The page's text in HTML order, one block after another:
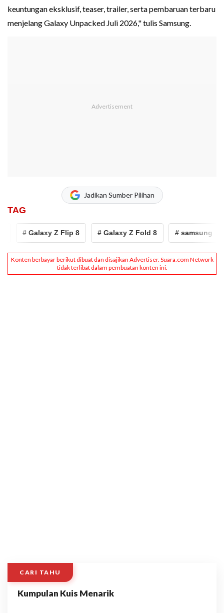
keuntungan eksklusif, teaser, trailer, serta pembaruan terbaru
menjelang Galaxy Unpacked Juli 2026," tulis Samsung.
Jadikan Sumber Pilihan
TAG
# Galaxy Z Flip 8 # Galaxy Z Fold 8 # samsung
CARI TAHU
Kumpulan Kuis Menarik